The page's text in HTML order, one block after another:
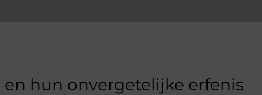
en hun onvergetelijke erfenis